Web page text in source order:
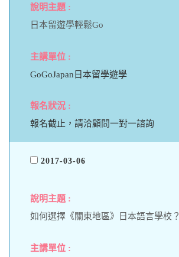
日本留遊學輕鬆Go
GoGoJapan日本留學遊學
報名截止，請洽顧問一對一諮詢
2017-03-06
如何選擇《關東地區》日本語言學校？